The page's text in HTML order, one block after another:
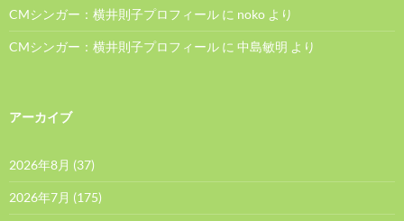
CMシンガー：横井則子プロフィール に noko より
CMシンガー：横井則子プロフィール に 中島敏明 より
アーカイブ
2026年8月 (37)
2026年7月 (175)